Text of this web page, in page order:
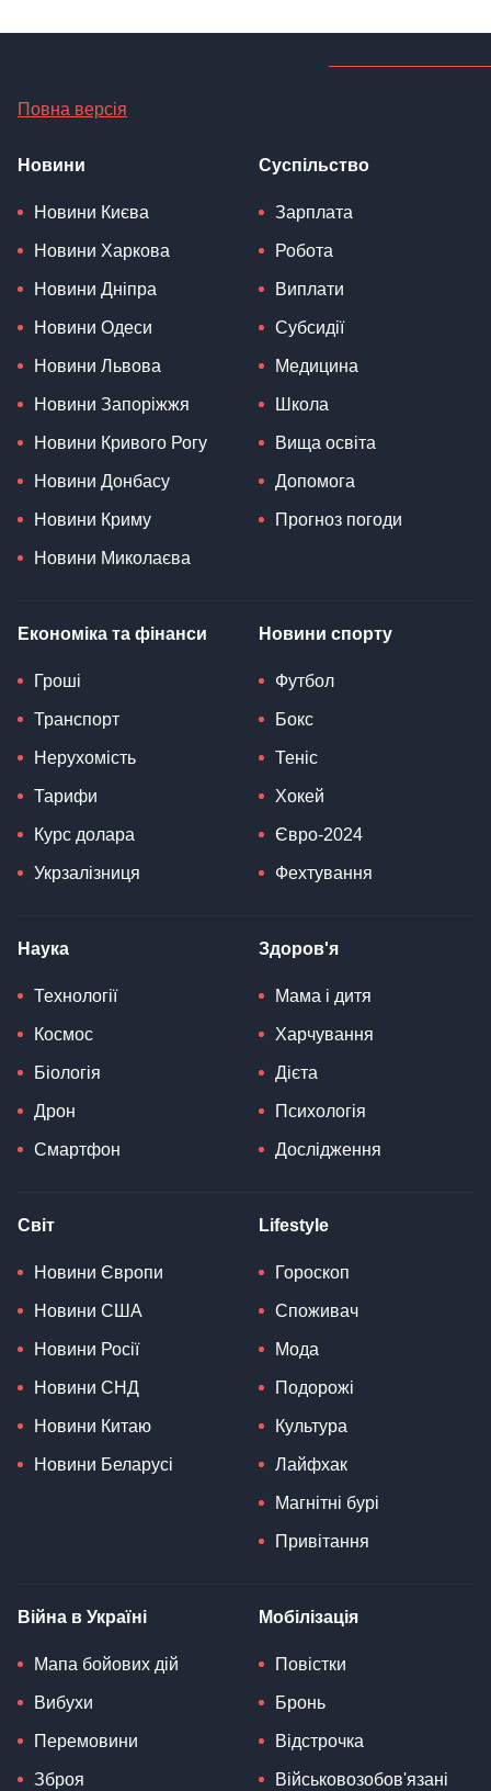
Повна версія
Новини
Новини Києва
Новини Харкова
Новини Дніпра
Новини Одеси
Новини Львова
Новини Запоріжжя
Новини Кривого Рогу
Новини Донбасу
Новини Криму
Новини Миколаєва
Суспільство
Зарплата
Робота
Виплати
Субсидії
Медицина
Школа
Вища освіта
Допомога
Прогноз погоди
Економіка та фінанси
Гроші
Транспорт
Нерухомість
Тарифи
Курс долара
Укрзалізниця
Новини спорту
Футбол
Бокс
Теніс
Хокей
Євро-2024
Фехтування
Наука
Технології
Космос
Біологія
Дрон
Смартфон
Здоров'я
Мама і дитя
Харчування
Дієта
Психологія
Дослідження
Світ
Новини Європи
Новини США
Новини Росії
Новини СНД
Новини Китаю
Новини Беларусі
Lifestyle
Гороскоп
Споживач
Мода
Подорожі
Культура
Лайфхак
Магнітні бурі
Привітання
Війна в Україні
Мапа бойових дій
Вибухи
Перемовини
Зброя
Мобілізація
Повістки
Бронь
Відстрочка
Військовозобов'язані